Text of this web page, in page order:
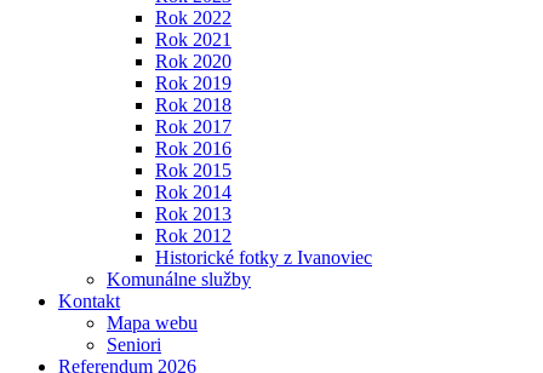
Rok 2022
Rok 2021
Rok 2020
Rok 2019
Rok 2018
Rok 2017
Rok 2016
Rok 2015
Rok 2014
Rok 2013
Rok 2012
Historické fotky z Ivanoviec
Komunálne služby
Kontakt
Mapa webu
Seniori
Referendum 2026